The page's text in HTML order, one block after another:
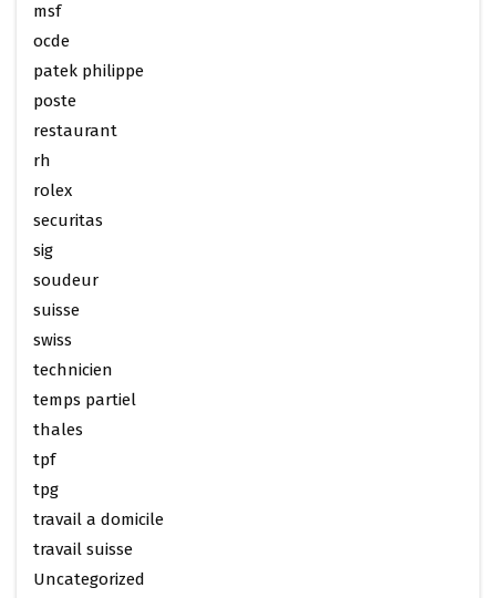
msf
ocde
patek philippe
poste
restaurant
rh
rolex
securitas
sig
soudeur
suisse
swiss
technicien
temps partiel
thales
tpf
tpg
travail a domicile
travail suisse
Uncategorized